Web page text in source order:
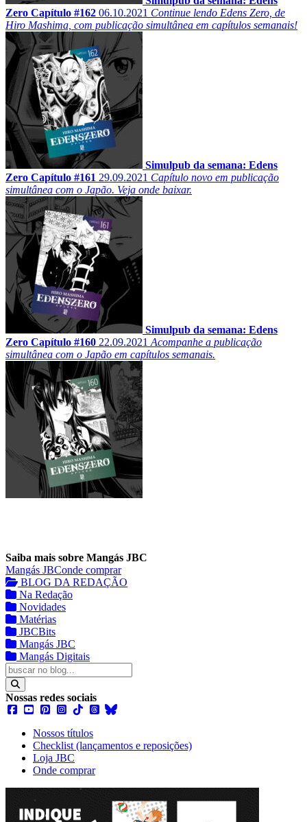
Zero Capítulo #162 06.10.2021 Continue lendo Edens Zero, de
Hiro Mashima, com publicação simultânea em capítulos semanais!
Simulpub da semana: Edens
Zero Capítulo #161 29.09.2021 Capítulo novo em publicação
simultânea com o Japão. Veja onde baixar.
Simulpub da semana: Edens
Zero Capítulo #160 22.09.2021 Acompanhe a publicação
simultânea com o Japão em capítulos semanais.
Saiba mais sobre Mangás JBC
Mangás JBConde comprar
BLOG DA REDAÇÃO
Na Redação
Novidades
Matérias
JBCBits
Mangás JBC
Mangás Digitais
Nossas redes sociais
Nossos títulos
Checklist (lançamentos e reposições)
Loja JBC
Onde comprar